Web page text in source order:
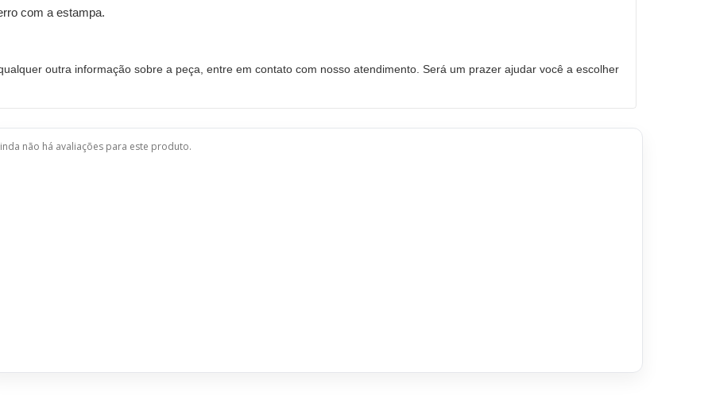
com a estampa.
outra informação sobre a peça, entre em contato com nosso atendimento. Será um prazer ajudar você a escolher
não há avaliações para este produto.